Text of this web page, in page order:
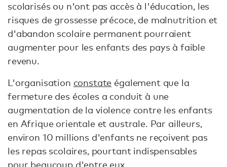
scolarisés ou n'ont pas accès à l'éducation, les
risques de grossesse précoce, de malnutrition et
d'abandon scolaire permanent pourraient
augmenter pour les enfants des pays à faible
revenu.
L'organisation constate également que la
fermeture des écoles a conduit à une
augmentation de la violence contre les enfants
en Afrique orientale et australe. Par ailleurs,
environ 10 millions d'enfants ne reçoivent pas
les repas scolaires, pourtant indispensables
pour beaucoup d'entre eux.